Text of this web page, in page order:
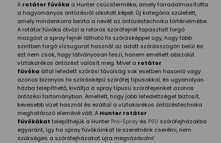
A rotátor fúvóka a Hunter csúcsterméke, amely forradalmasította
a hagyományos öntözésről alkotott képet. Új kategória született,
amely mindenkorra beírta a nevét az öntözéstechnika történelmébe.
A rotátor fúvóka ötvözi a rotoros szórófejnél tapasztalt forgó
mozgást a spray fejnél látható fix szórásképpel úgy, hogy több
szintben forgó vízsugarat használ az adott szórásszögön belül és
ezt nem csak, hogy látványosan teszi, hanem emellett abszolút
víztakarékos öntözést valósít meg. Mivel a rotátor
fúvóka által lefedett szórási távolság sok esetben hasonló vagy
azonos bizonyos fix szórásképű szórófej típusokkal, és ugyanolyan
házba telepíthető, kiváltja a spray típusú szórófejeinket azonos
öntözési tartományban. Amellett, hogy jobb lefedettséget biztosít,
kevesebb vizet használ és ezáltal a víztakarékos öntözéstechnika
meghatározó elemévé vált. A Hunter rotátor
fúvókákat telepíthejük a Hunter Pro-Spray és PSU szórófejházakba
egyaránt, így ha spray fúvókáinkat le szeretnénk cserélni, nem
szükséges a szórófejházakat újra megvásárolni!